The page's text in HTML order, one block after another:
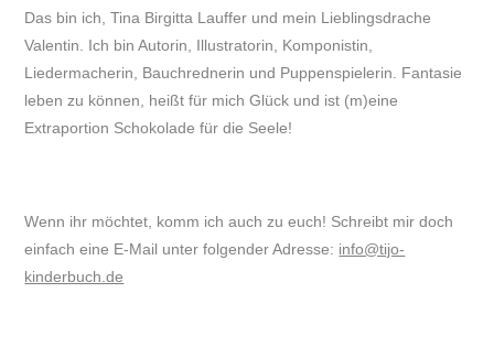
Das bin ich, Tina Birgitta Lauffer und mein Lieblingsdrache
Valentin. Ich bin Autorin, Illustratorin, Komponistin,
Liedermacherin, Bauchrednerin und Puppenspielerin. Fantasie
leben zu können, heißt für mich Glück und ist (m)eine
Extraportion Schokolade für die Seele!
Wenn ihr möchtet, komm ich auch zu euch! Schreibt mir doch
einfach eine E-Mail unter folgender Adresse: info@tijo-
kinderbuch.de